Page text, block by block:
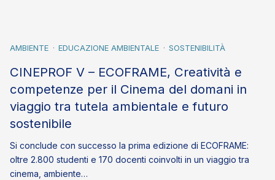
AMBIENTE EDUCAZIONE AMBIENTALE SOSTENIBILITÀ
CINEPROF V – ECOFRAME, Creatività e
competenze per il Cinema del domani in
viaggio tra tutela ambientale e futuro
sostenibile
Si conclude con successo la prima edizione di ECOFRAME:
oltre 2.800 studenti e 170 docenti coinvolti in un viaggio tra
cinema, ambiente…